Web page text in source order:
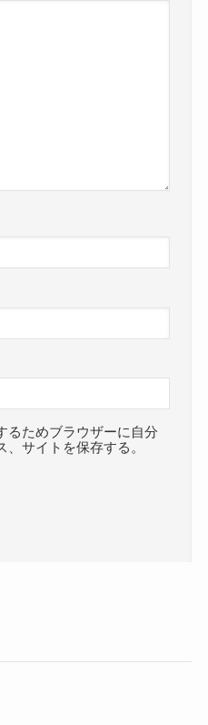
るためブラウザーに自分
サイトを保存する。